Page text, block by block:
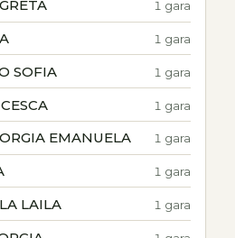
1 gara
1 gara
SOFIA 1 gara
1 gara
EMANUELA 1 gara
1 gara
LAILA 1 gara